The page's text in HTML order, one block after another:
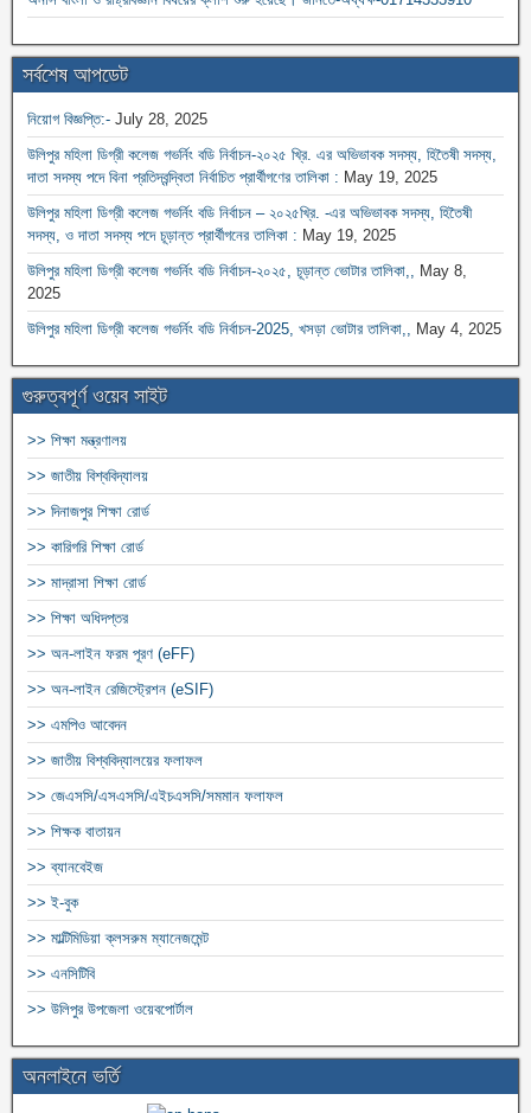
সর্বশেষ আপডেট
নিয়োগ বিজ্ঞপ্তি:- July 28, 2025
উলিপুর মহিলা ডিগ্রী কলেজ গভর্নিং বডি নির্বাচন-২০২৫ খ্রি. এর অভিভাবক সদস্য, হিতৈষী সদস্য,
দাতা সদস্য পদে বিনা প্রতিদ্বন্দ্বিতা নির্বাচিত প্রার্থীগণের তালিকা : May 19, 2025
উলিপুর মহিলা ডিগ্রী কলেজ গভর্নিং বডি নির্বাচন – ২০২৫খ্রি. -এর অভিভাবক সদস্য, হিতৈষী
সদস্য, ও দাতা সদস্য পদে চূড়ান্ত প্রার্থীগনের তালিকা : May 19, 2025
উলিপুর মহিলা ডিগ্রী কলেজ গভর্নিং বডি নির্বাচন-২০২৫, চূড়ান্ত ভোটার তালিকা,,
May 8,
2025
উলিপুর মহিলা ডিগ্রী কলেজ গভর্নিং বডি নির্বাচন-2025, খসড়া ভোটার তালিকা,,
May 4, 2025
গুরুত্বপূর্ণ ওয়েব সাইট
>> শিক্ষা মন্ত্রণালয়
>> জাতীয় বিশ্ববিদ্যালয়
>> দিনাজপুর শিক্ষা রোর্ড
>> কারিগরি শিক্ষা রোর্ড
>> মাদ্রাসা শিক্ষা রোর্ড
>> শিক্ষা অধিদপ্তর
>> অন-লাইন ফরম পূরণ (eFF)
>> অন-লাইন রেজিস্ট্রেশন (eSIF)
>> এমপিও আবেদন
>> জাতীয় বিশ্ববিদ্যালয়ের ফলাফল
>> জেএসসি/এসএসসি/এইচএসসি/সমমান ফলাফল
>> শিক্ষক বাতায়ন
>> ব্যানবেইজ
>> ই-বুক
>> মাল্টিমিডিয়া ক্লসরুম ম্যানেজমেন্ট
>> এনসিটিবি
>> উলিপুর উপজেলা ওয়েবপোর্টাল
অনলাইনে ভর্তি